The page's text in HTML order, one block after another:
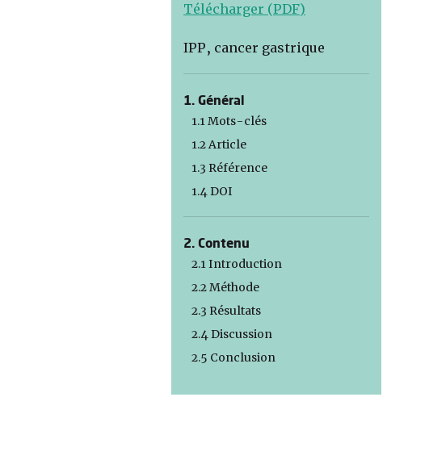
Télécharger (PDF)
IPP, cancer gastrique
1. Général
1.1 Mots-clés
1.2 Article
1.3 Référence
1.4 DOI
2. Contenu
2.1 Introduction
2.2 Méthode
2.3 Résultats
2.4 Discussion
2.5 Conclusion